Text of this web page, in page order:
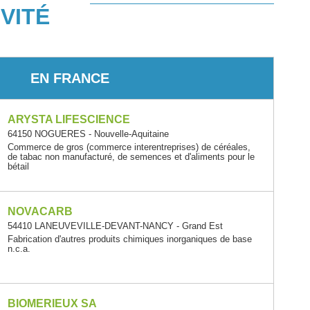
EN FRANCE
ARYSTA LIFESCIENCE
64150 NOGUERES - Nouvelle-Aquitaine
Commerce de gros (commerce interentreprises) de céréales,
de tabac non manufacturé, de semences et d'aliments pour le
bétail
NOVACARB
54410 LANEUVEVILLE-DEVANT-NANCY - Grand Est
Fabrication d'autres produits chimiques inorganiques de base
n.c.a.
BIOMERIEUX SA